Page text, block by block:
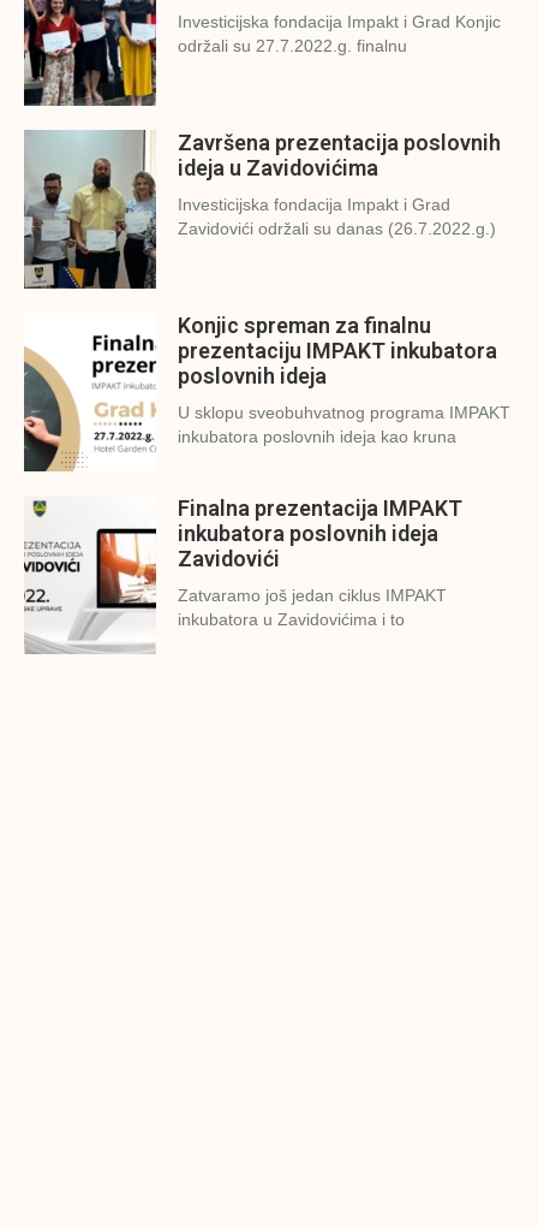
Investicijska fondacija Impakt i Grad Konjic
održali su 27.7.2022.g. finalnu
Završena prezentacija poslovnih
ideja u Zavidovićima
Investicijska fondacija Impakt i Grad
Zavidovići održali su danas (26.7.2022.g.)
Konjic spreman za finalnu
prezentaciju IMPAKT inkubatora
poslovnih ideja
U sklopu sveobuhvatnog programa IMPAKT
inkubatora poslovnih ideja kao kruna
Finalna prezentacija IMPAKT
inkubatora poslovnih ideja
Zavidovići
Zatvaramo još jedan ciklus IMPAKT
inkubatora u Zavidovićima i to